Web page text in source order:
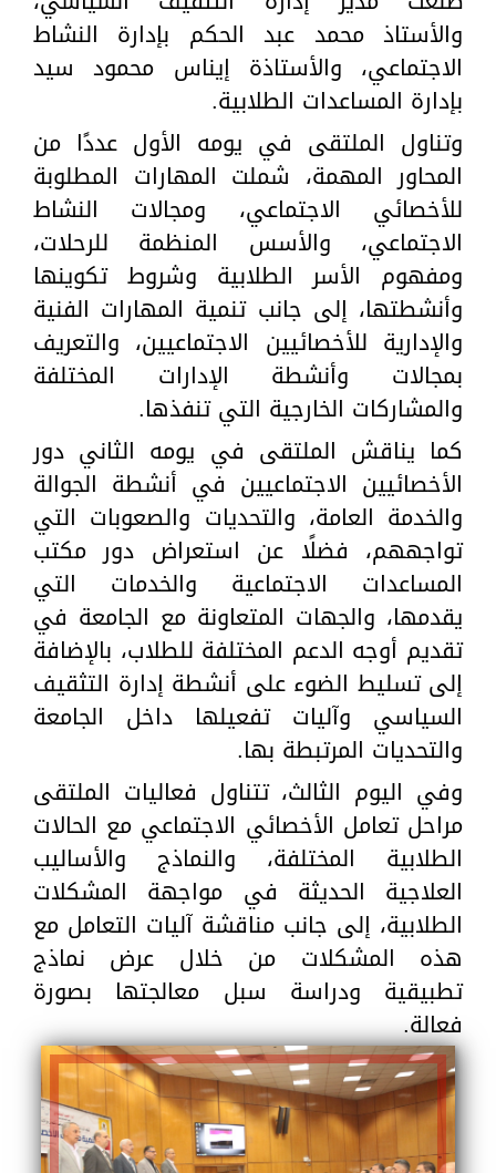
والأستاذ محمد عبد الحكم بإدارة النشاط
الاجتماعي، والأستاذة إيناس محمود سيد
بإدارة المساعدات الطلابية.
وتناول الملتقى في يومه الأول عددًا من
المحاور المهمة، شملت المهارات المطلوبة
للأخصائي الاجتماعي، ومجالات النشاط
الاجتماعي، والأسس المنظمة للرحلات،
ومفهوم الأسر الطلابية وشروط تكوينها
وأنشطتها، إلى جانب تنمية المهارات الفنية
والإدارية للأخصائيين الاجتماعيين، والتعريف
بمجالات وأنشطة الإدارات المختلفة
والمشاركات الخارجية التي تنفذها.
كما يناقش الملتقى في يومه الثاني دور
الأخصائيين الاجتماعيين في أنشطة الجوالة
والخدمة العامة، والتحديات والصعوبات التي
تواجههم، فضلًا عن استعراض دور مكتب
المساعدات الاجتماعية والخدمات التي
يقدمها، والجهات المتعاونة مع الجامعة في
تقديم أوجه الدعم المختلفة للطلاب، بالإضافة
إلى تسليط الضوء على أنشطة إدارة التثقيف
السياسي وآليات تفعيلها داخل الجامعة
والتحديات المرتبطة بها.
وفي اليوم الثالث، تتناول فعاليات الملتقى
مراحل تعامل الأخصائي الاجتماعي مع الحالات
الطلابية المختلفة، والنماذج والأساليب
العلاجية الحديثة في مواجهة المشكلات
الطلابية، إلى جانب مناقشة آليات التعامل مع
هذه المشكلات من خلال عرض نماذج
تطبيقية ودراسة سبل معالجتها بصورة
فعالة.